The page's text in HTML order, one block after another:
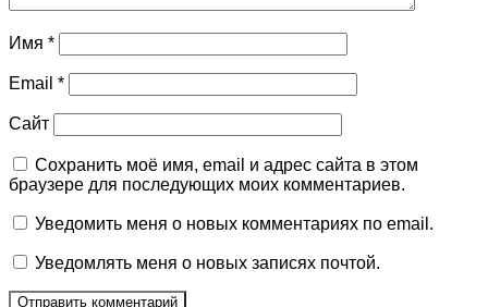
Имя *
Email *
Сайт
Сохранить моё имя, email и адрес сайта в этом
браузере для последующих моих комментариев.
Уведомить меня о новых комментариях по email.
Уведомлять меня о новых записях почтой.